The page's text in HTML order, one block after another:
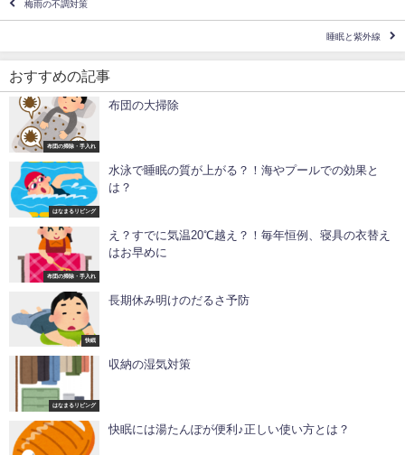
梅雨の不調対策
睡眠と紫外線
おすすめの記事
布団の掃除・手入れ
布団の大掃除
はなまるリビング
水泳で睡眠の質が上がる？！海やプールでの効果と
は？
布団の掃除・手入れ
え？すでに気温20℃越え？！毎年恒例、寝具の衣替え
はお早めに
快眠
長期休み明けのだるさ予防
はなまるリビング
収納の湿気対策
快眠には湯たんぽが便利♪正しい使い方とは？